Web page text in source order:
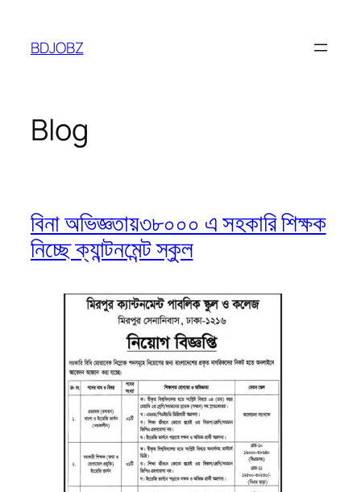
content
BDJOBZ
Blog
বিনা অভিজ্ঞতায়৩৮০০০ এ সহকারি শিক্ষক
নিচ্ছে ক্যান্টনমেন্ট স্কুল